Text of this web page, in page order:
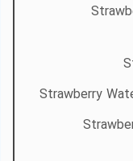
Strawberry